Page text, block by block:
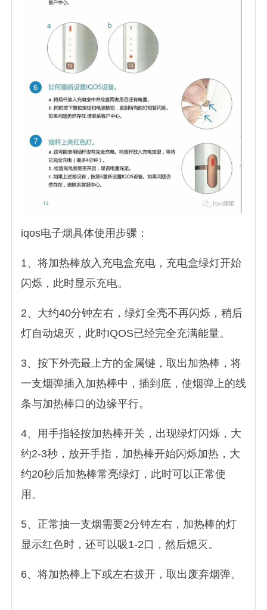
iqos电子烟具体使用步骤：
1、将加热棒放入充电盒充电，充电盒绿灯开始
闪烁，此时显示充电。
2、大约40分钟左右，绿灯全亮不再闪烁，稍后
灯自动熄灭，此时IQOS已经完全充满能量。
3、按下外壳最上方的金属键，取出加热棒，将
一支烟弹插入加热棒中，插到底，使烟弹上的线
条与加热棒口的边缘平行。
4、用手指轻按加热棒开关，出现绿灯闪烁，大
约2-3秒，放开手指，加热棒开始闪烁加热，大
约20秒后加热棒常亮绿灯，此时可以正常使
用。
5、正常抽一支烟需要2分钟左右，加热棒的灯
显示红色时，还可以吸1-2口，然后熄灭。
6、将加热棒上下或左右拔开，取出废弃烟弹。